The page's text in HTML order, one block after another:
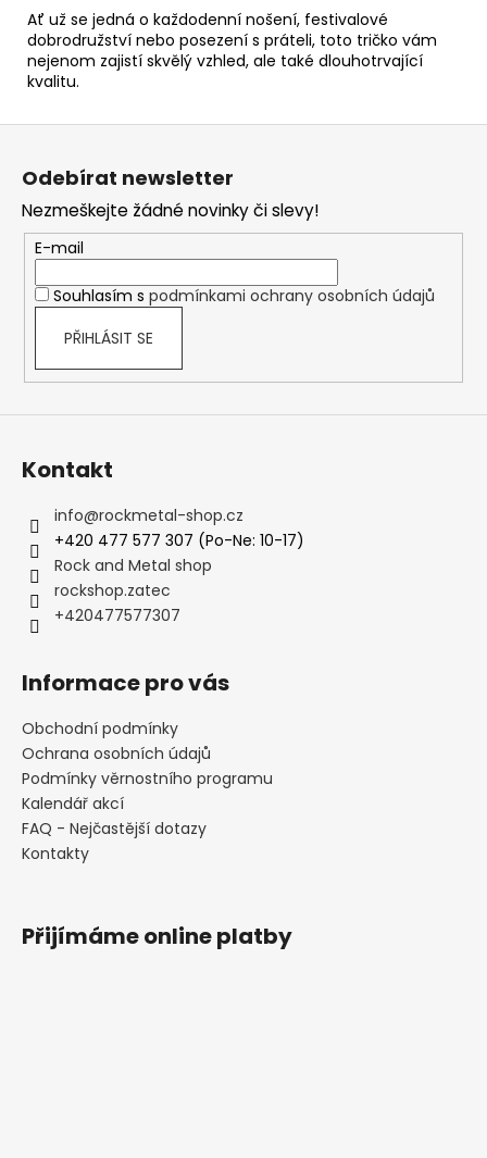
Ať už se jedná o každodenní nošení, festivalové
dobrodružství nebo posezení s práteli, toto tričko vám
nejenom zajistí skvělý vzhled, ale také dlouhotrvající
kvalitu.
Z
Odebírat newsletter
Nezmeškejte žádné novinky či slevy!
E-mail
Souhlasím s podmínkami ochrany osobních údajů
PŘIHLÁSIT SE
Kontakt
info@rockmetal-shop.cz
+420 477 577 307 (Po-Ne: 10-17)
Rock and Metal shop
rockshop.zatec
+420477577307
Informace pro vás
Obchodní podmínky
Ochrana osobních údajů
Podmínky věrnostního programu
Kalendář akcí
FAQ - Nejčastější dotazy
Kontakty
Přijímáme online platby